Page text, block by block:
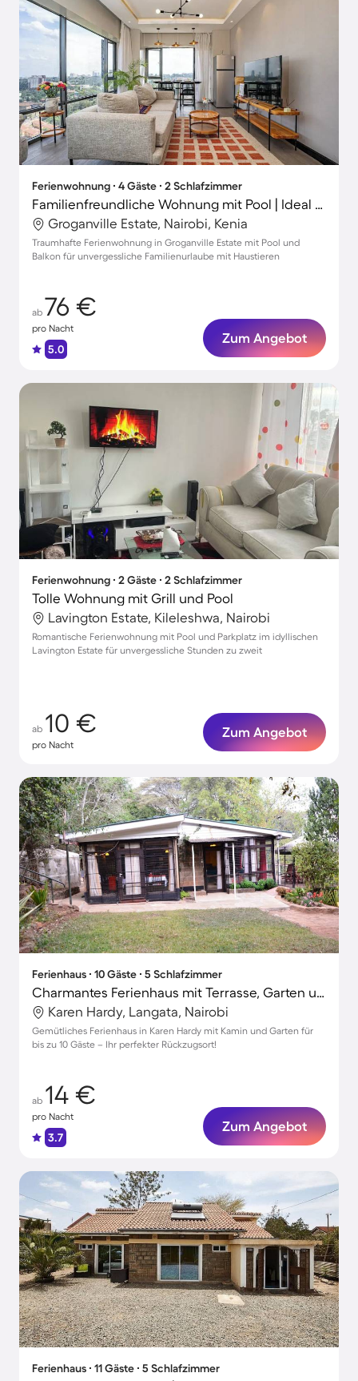
Ferienwohnung ∙ 4 Gäste ∙ 2 Schlafzimmer
Familienfreundliche Wohnung mit Pool | Ideal für Homeoffice | Hunde erlaubt
Groganville Estate, Nairobi, Kenia
Traumhafte Ferienwohnung in Groganville Estate mit Pool und
Balkon für unvergessliche Familienurlaube mit Haustieren
ab 76 €
pro Nacht
5.0
Zum Angebot
Ferienwohnung ∙ 2 Gäste ∙ 2 Schlafzimmer
Tolle Wohnung mit Grill und Pool
Lavington Estate, Kileleshwa, Nairobi
Romantische Ferienwohnung mit Pool und Parkplatz im idyllischen
Lavington Estate für unvergessliche Stunden zu zweit
ab 10 €
pro Nacht
Zum Angebot
Ferienhaus ∙ 10 Gäste ∙ 5 Schlafzimmer
Charmantes Ferienhaus mit Terrasse, Garten und Grill | Naturblick | Haustiere erlaubt
Karen Hardy, Langata, Nairobi
Gemütliches Ferienhaus in Karen Hardy mit Kamin und Garten für
bis zu 10 Gäste – Ihr perfekter Rückzugsort!
ab 14 €
pro Nacht
3.7
Zum Angebot
Ferienhaus ∙ 11 Gäste ∙ 5 Schlafzimmer